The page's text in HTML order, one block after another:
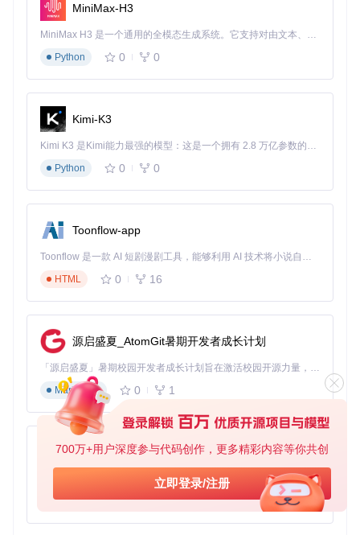
700万+用户深度参与代码创作，更多精彩内容等你共创
立即登录/注册
二、解决方案：环境适应性蓝图应用策略
2.1 痛点挖掘：不同环境下的生产挑战
不同星球环境具有不同的特点，如极地星球光照不足、地形复
杂，赤道星球光照充足、地形平坦。这些环境差异给工厂布局
带来了不同的挑战，需要选择适配的蓝图来应对。
2.2 工具适配：环境适应性分级蓝图选择
进阶和专家三个级别：
上手。
进阶级：适合有一定游戏经验的玩家，推荐使用模块化设计的
况灵活调整产能。
[莳槡]极密铺极地小太阳"，在有限空间内实现最大化产能。
2.3 场景落地：蓝图库部署与基础应用
以下是蓝图库的部署步骤：
克隆蓝图库到本地：
git clone
定位游戏蓝图目录（Windows示例）：
C:\Users\用户名
\Documents\Dyson Sphere Program\Blueprint\
将蓝图库文件夹整体复制到上述目录
MiniMax-H3
MiniMax H3 是一个通用的全模态生成系统。它支持对由文本、图像、视频和音频组成的多模态上下文进行统一理解，并能生成分辨率高达 2K、时长可达 15 秒的带原生立体声音频的视频。得益于面向任务泛化的系统设计，H3 在预训练阶段就已具备广泛的多模态上下文理解与生成能力，能够出色地执行复杂的多模态指令。
Python
0 0
Kimi-K3
Kimi K3 是Kimi能力最强的模型：这是一个拥有 2.8 万亿参数的混合专家（MoE）模型，具备原生视觉理解能力，并支持 100 万 token 的上下文窗口。
Python
0 0
Toonflow-app
Toonflow 是一款 AI 短剧漫剧工具，能够利用 AI 技术将小说自动转化为剧本，并结合 AI 生成的图片和视频，实现高效的短剧创作。借助 Toonflow，可以轻松完成从文字到影像的全流程，让短剧制作变得更加智能与便捷。
HTML
0 16
源启盛夏_AtomGit暑期开发者成长计划
「源启盛夏」暑期校园开发者成长计划旨在激活校园开源力量，通过积分激励、认证扶持、资源倾斜等形式，引导高校组织和开发者完成「入驻 — 建项目 — 做贡献 — 获认证 — 得资源」的完整闭环。无论你是想带领社团入驻平台的组织者，还是希望用代码贡献证明自己的开发者，都能在这里找到属于你的成长路径。
Markdown
0 1
AionUi
免费、本地、开源的 24/7 全天候 Cowork 应用，以及适用于 Gemini CLI、Claude Code、Codex、OpenCode、Qwen Code、Goose CLI、Auggie 等的 OpenClaw | 🌟 喜欢就点star吧
TypeScript
0 6